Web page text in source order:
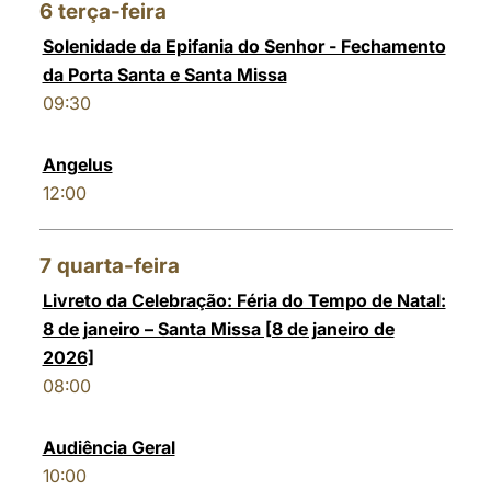
6 terça-feira
Solenidade da Epifania do Senhor - Fechamento
da Porta Santa e Santa Missa
09:30
Angelus
12:00
7 quarta-feira
Livreto da Celebração: Féria do Tempo de Natal:
8 de janeiro – Santa Missa [8 de janeiro de
2026]
08:00
Audiência Geral
10:00